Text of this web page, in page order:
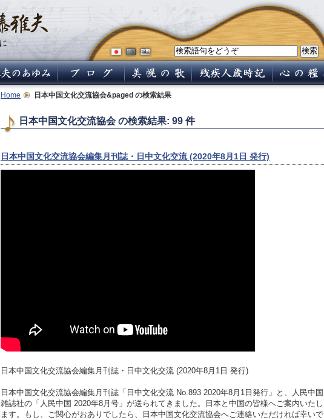
Home 日本中国文化交流協会&paged の検索結果
日本中国文化交流協会 の検索結果: 99 件
日本中国文化交流協会編集月刊誌・日中文化交流 (2020年8月1日 発行)
日本中国文化交流協会編集月刊誌・日中文化交流 (2020年8月1日 発行)
日本中国文化交流協会編集月刊誌「日中文化交流 No.893 2020年8月1日発行」と、人民中国
雑誌社の「人民中国 2020年8月号」が送られてきました。日本と中国の皆様へご案内いたし
ます。もし、ご関心がおありでしたら、日本中国文化交流協会へご連絡いただければ幸いで